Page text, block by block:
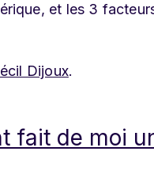
et les 3
Dijoux.
fait de moi